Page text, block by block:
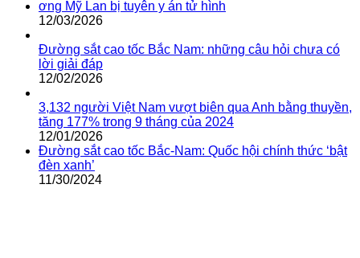
ơng Mỹ Lan bị tuyên y án tử hình
12/03/2026
Đường sắt cao tốc Bắc Nam: những câu hỏi chưa có
lời giải đáp
12/02/2026
3,132 người Việt Nam vượt biên qua Anh bằng thuyền,
tăng 177% trong 9 tháng của 2024
12/01/2026
Đường sắt cao tốc Bắc-Nam: Quốc hội chính thức ‘bật
đèn xanh’
11/30/2024